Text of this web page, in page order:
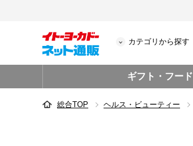
カテゴリから探す
ギフト・フード
総合TOP ヘルス・ビューティー